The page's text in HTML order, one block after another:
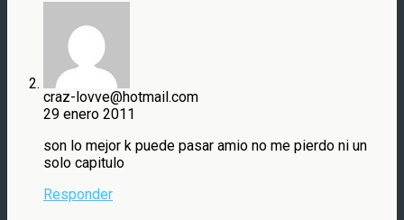
craz-lovve@hotmail.com
29 enero 2011
son lo mejor k puede pasar amio no me pierdo ni un
solo capitulo
Responder